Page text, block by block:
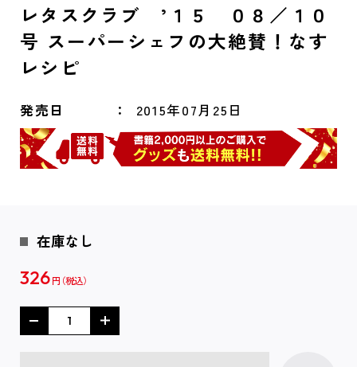
レタスクラブ ’１５ ０８／１０
号 スーパーシェフの大絶賛！なす
レシピ
発売日 2015年07月25日
在庫なし
326 円